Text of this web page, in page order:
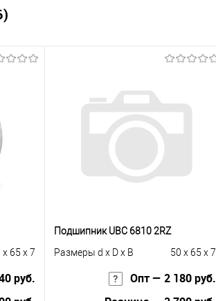
x 65 x 7
руб.
Подшипник UBC 6810 2RZ
Размеры d x D x B
50 x 65 x 7
Опт — 2 180 руб.